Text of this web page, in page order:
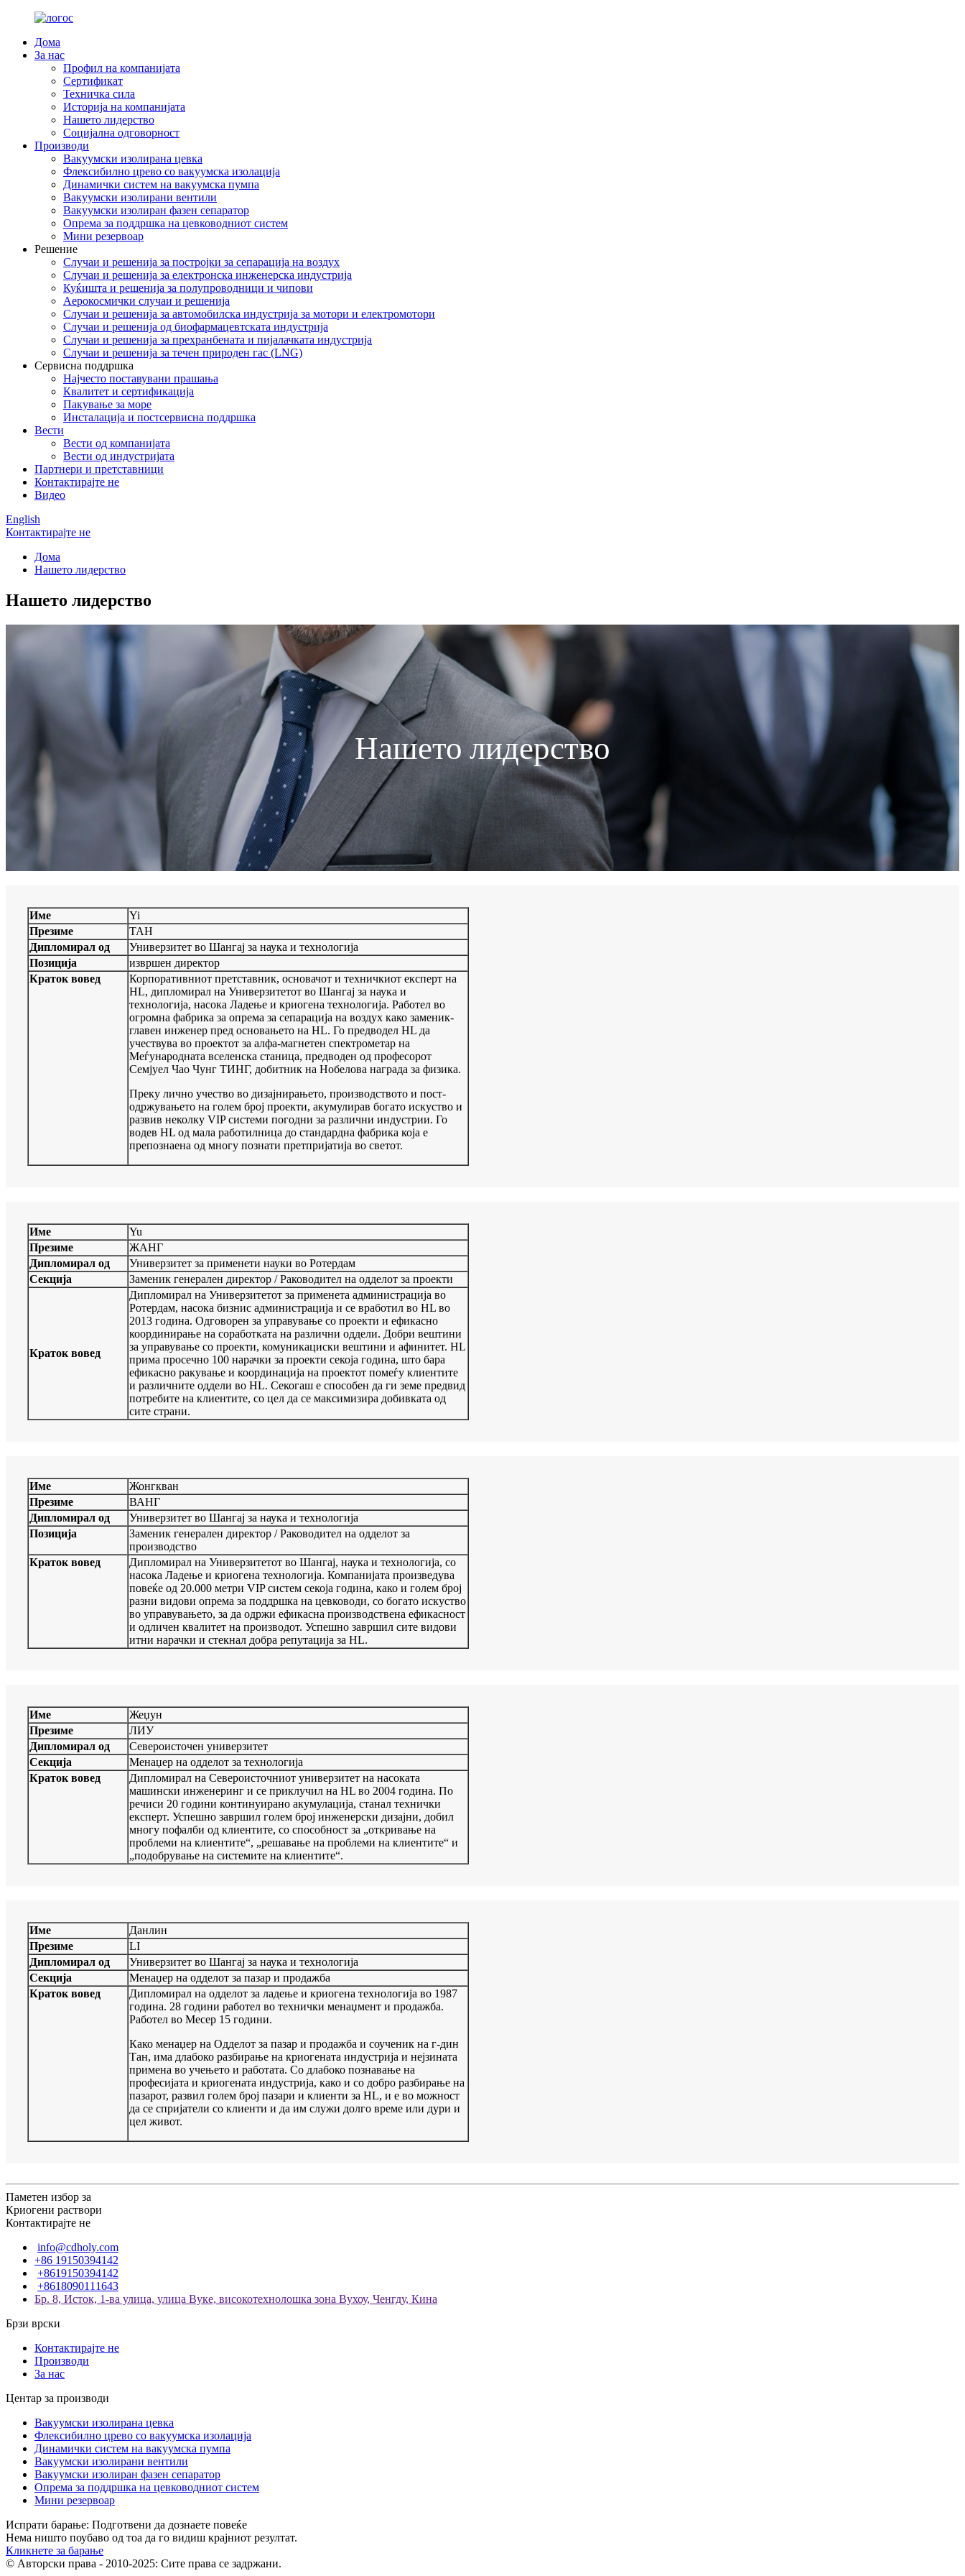
Дома
За нас
Профил на компанијата
Сертификат
Техничка сила
Историја на компанијата
Нашето лидерство
Социјална одговорност
Производи
Вакуумски изолирана цевка
Флексибилно црево со вакуумска изолација
Динамички систем на вакуумска пумпа
Вакуумски изолирани вентили
Вакуумски изолиран фазен сепаратор
Опрема за поддршка на цевководниот систем
Мини резервоар
Решение
Случаи и решенија за постројки за сепарација на воздух
Случаи и решенија за електронска инженерска индустрија
Куќишта и решенија за полупроводници и чипови
Аерокосмички случаи и решенија
Случаи и решенија за автомобилска индустрија за мотори и електромотори
Случаи и решенија од биофармацевтската индустрија
Случаи и решенија за прехранбената и пијалачката индустрија
Случаи и решенија за течен природен гас (LNG)
Сервисна поддршка
Најчесто поставувани прашања
Квалитет и сертификација
Пакување за море
Инсталација и постсервисна поддршка
Вести
Вести од компанијата
Вести од индустријата
Партнери и претставници
Контактирајте не
Видео
English
Контактирајте не
Дома
Нашето лидерство
Нашето лидерство
Нашето лидерство
Име
Yi
Презиме
ТАН
Дипломирал од
Универзитет во Шангај за наука и технологија
Позиција
извршен директор
Краток вовед
Корпоративниот претставник, основачот и техничкиот експерт на
HL, дипломирал на Универзитетот во Шангај за наука и
технологија, насока Ладење и криогена технологија. Работел во
огромна фабрика за опрема за сепарација на воздух како заменик-
главен инженер пред основањето на HL. Го предводел HL да
учествува во проектот за алфа-магнетен спектрометар на
Меѓународната вселенска станица, предводен од професорот
Семјуел Чао Чунг ТИНГ, добитник на Нобелова награда за физика.
Преку лично учество во дизајнирањето, производството и пост-
одржувањето на голем број проекти, акумулирав богато искуство и
развив неколку VIP системи погодни за различни индустрии. Го
водев HL од мала работилница до стандардна фабрика која е
препознаена од многу познати претпријатија во светот.
Име
Yu
Презиме
ЖАНГ
Дипломирал од
Универзитет за применети науки во Ротердам
Секција
Заменик генерален директор / Раководител на одделот за проекти
Краток вовед
Дипломирал на Универзитетот за применета администрација во
Ротердам, насока бизнис администрација и се вработил во HL во
2013 година. Одговорен за управување со проекти и ефикасно
координирање на соработката на различни оддели. Добри вештини
за управување со проекти, комуникациски вештини и афинитет. HL
прима просечно 100 нарачки за проекти секоја година, што бара
ефикасно ракување и координација на проектот помеѓу клиентите
и различните оддели во HL. Секогаш е способен да ги земе предвид
потребите на клиентите, со цел да се максимизира добивката од
сите страни.
Име
Жонгкван
Презиме
ВАНГ
Дипломирал од
Универзитет во Шангај за наука и технологија
Позиција
Заменик генерален директор / Раководител на одделот за
производство
Краток вовед
Дипломирал на Универзитетот во Шангај, наука и технологија, со
насока Ладење и криогена технологија. Компанијата произведува
повеќе од 20.000 метри VIP систем секоја година, како и голем број
разни видови опрема за поддршка на цевководи, со богато искуство
во управувањето, за да одржи ефикасна производствена ефикасност
и одличен квалитет на производот. Успешно завршил сите видови
итни нарачки и стекнал добра репутација за HL.
Име
Жеџун
Презиме
ЛИУ
Дипломирал од
Североисточен универзитет
Секција
Менаџер на одделот за технологија
Краток вовед
Дипломирал на Североисточниот универзитет на насоката
машински инженеринг и се приклучил на HL во 2004 година. По
речиси 20 години континуирано акумулација, станал технички
експерт. Успешно завршил голем број инженерски дизајни, добил
многу пофалби од клиентите, со способност за „откривање на
проблеми на клиентите“, „решавање на проблеми на клиентите“ и
„подобрување на системите на клиентите“.
Име
Данлин
Презиме
LI
Дипломирал од
Универзитет во Шангај за наука и технологија
Секција
Менаџер на одделот за пазар и продажба
Краток вовед
Дипломирал на одделот за ладење и криогена технологија во 1987
година. 28 години работел во технички менаџмент и продажба.
Работел во Месер 15 години.
Како менаџер на Одделот за пазар и продажба и соученик на г-дин
Тан, има длабоко разбирање на криогената индустрија и нејзината
примена во учењето и работата. Со длабоко познавање на
професијата и криогената индустрија, како и со добро разбирање на
пазарот, развил голем број пазари и клиенти за HL, и е во можност
да се спријатели со клиенти и да им служи долго време или дури и
цел живот.
Паметен избор за
Криогени раствори
Контактирајте не
info@cdholy.com
+86 19150394142
+8619150394142
+8618090111643
Бр. 8, Исток, 1-ва улица, улица Вуке, високотехнолошка зона Вухоу, Ченгду, Кина
Брзи врски
Контактирајте не
Производи
За нас
Центар за производи
Вакуумски изолирана цевка
Флексибилно црево со вакуумска изолација
Динамички систем на вакуумска пумпа
Вакуумски изолирани вентили
Вакуумски изолиран фазен сепаратор
Опрема за поддршка на цевководниот систем
Мини резервоар
Испрати барање: Подготвени да дознаете повеќе
Нема ништо поубаво од тоа да го видиш крајниот резултат.
Кликнете за барање
© Авторски права - 2010-2025: Сите права се задржани.